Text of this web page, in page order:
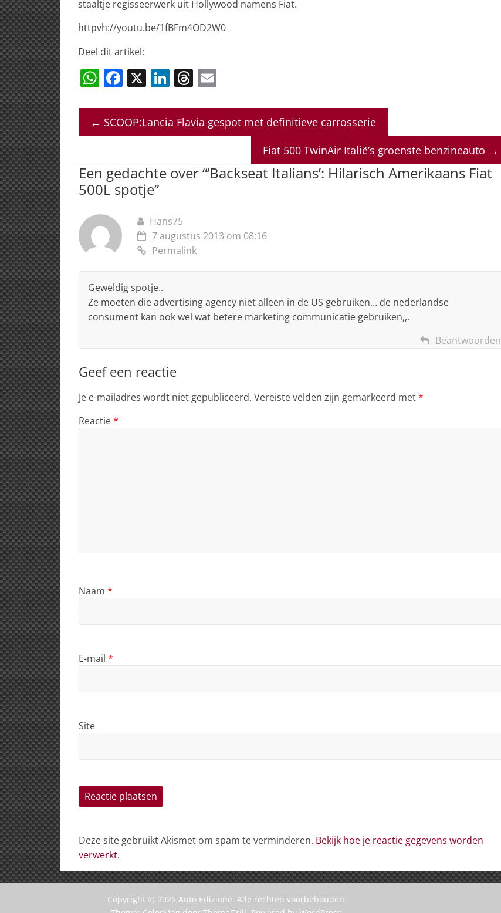
staaltje regisseerwerk uit Hollywood namens Fiat.
httpvh://youtu.be/1fBFm4OD2W0
Deel dit artikel:
W
at
s
p
p
F
c
e
o
o
X Li
k
e
n
T
re
a
s
ai
l
← SCOOP:Lancia Flavia gespot met definitieve carrosserie
Fiat 500 TwinAir Italië’s groenste benzineauto →
Een gedachte over “‘Backseat Italians’: Hilarisch Amerikaans Fiat
500L spotje”
Hans75
7 augustus 2013 om 08:16
Permalink
Geweldig spotje..
Ze moeten die advertising agency niet alleen in de US gebruiken… de nederlandse
consument kan ook wel wat betere marketing communicatie gebruiken,,.
Beantwoorden
Geef een reactie
Je e-mailadres wordt niet gepubliceerd. Vereiste velden zijn gemarkeerd met*
Reactie*
Naam *
E-mail *
Site
Deze site gebruikt Akismet om spam te verminderen. Bekijk hoe je reactie gegevens worden
verwerkt.
Copyright © 2026 Auto Edizione. Alle rechten voorbehouden.